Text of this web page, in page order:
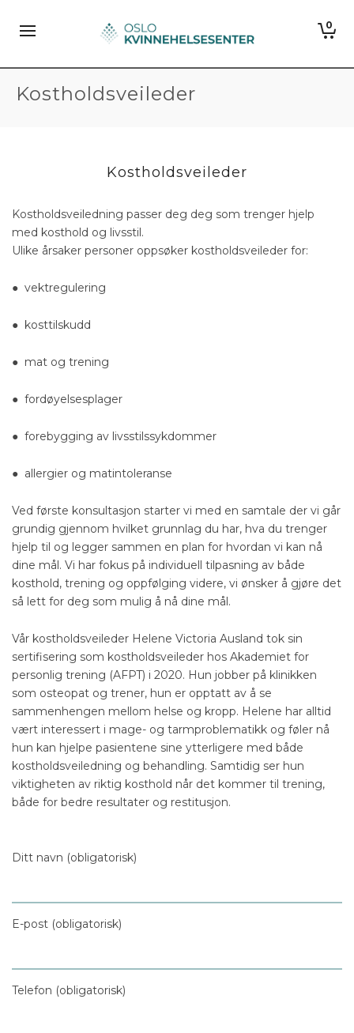
0
Kostholdsveileder
Kostholdsveileder
Kostholdsveiledning passer deg deg som trenger hjelp
med kosthold og livsstil.
Ulike årsaker personer oppsøker kostholdsveileder for:
● vektregulering
● kosttilskudd
● mat og trening
● fordøyelsesplager
● forebygging av livsstilssykdommer
● allergier og matintoleranse
Ved første konsultasjon starter vi med en samtale der vi går
grundig gjennom hvilket grunnlag du har, hva du trenger
hjelp til og legger sammen en plan for hvordan vi kan nå
dine mål. Vi har fokus på individuell tilpasning av både
kosthold, trening og oppfølging videre, vi ønsker å gjøre det
så lett for deg som mulig å nå dine mål.
Vår kostholdsveileder Helene Victoria Ausland tok sin
sertifisering som kostholdsveileder hos Akademiet for
personlig trening (AFPT) i 2020. Hun jobber på klinikken
som osteopat og trener, hun er opptatt av å se
sammenhengen mellom helse og kropp. Helene har alltid
vært interessert i mage- og tarmproblematikk og føler nå
hun kan hjelpe pasientene sine ytterligere med både
kostholdsveiledning og behandling. Samtidig ser hun
viktigheten av riktig kosthold når det kommer til trening,
både for bedre resultater og restitusjon.
Ditt navn (obligatorisk)
E-post (obligatorisk)
Telefon (obligatorisk)